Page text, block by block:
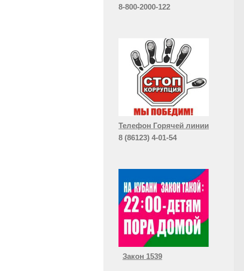
8-800-2000-122
Телефон Горячей линии
8 (86123) 4-01-54
Закон 1539